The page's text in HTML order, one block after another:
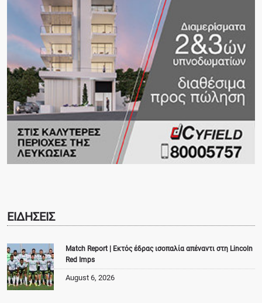
ΕΙΔΗΣΕΙΣ
Match Report | Εκτός έδρας ισοπαλία απέναντι στη Lincoln
Red Imps
August 6, 2026